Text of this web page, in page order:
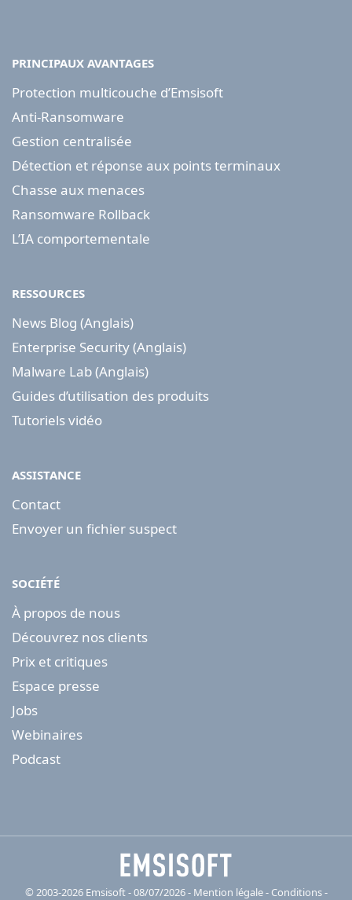
PRINCIPAUX AVANTAGES
Protection multicouche d’Emsisoft
Anti-Ransomware
Gestion centralisée
Détection et réponse aux points terminaux
Chasse aux menaces
Ransomware Rollback
L’IA comportementale
RESSOURCES
News Blog (Anglais)
Enterprise Security (Anglais)
Malware Lab (Anglais)
Guides d’utilisation des produits
Tutoriels vidéo
ASSISTANCE
Contact
Envoyer un fichier suspect
SOCIÉTÉ
À propos de nous
Découvrez nos clients
Prix et critiques
Espace presse
Jobs
Webinaires
Podcast
© 2003-2026 Emsisoft - 08/07/2026 - Mention légale- Conditions-